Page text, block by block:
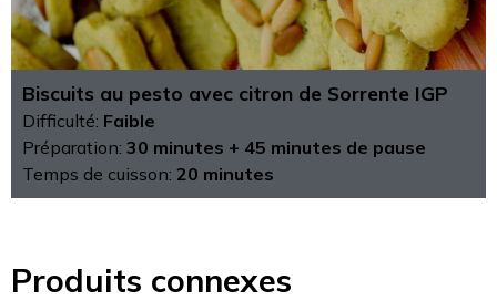
Biscuits au pesto avec citron de Sorrente IGP
Difficulté: Faible
Préparation: 30 minutes + 45 minutes de pause
Temps de cuisson: 20 minutes
Produits connexes